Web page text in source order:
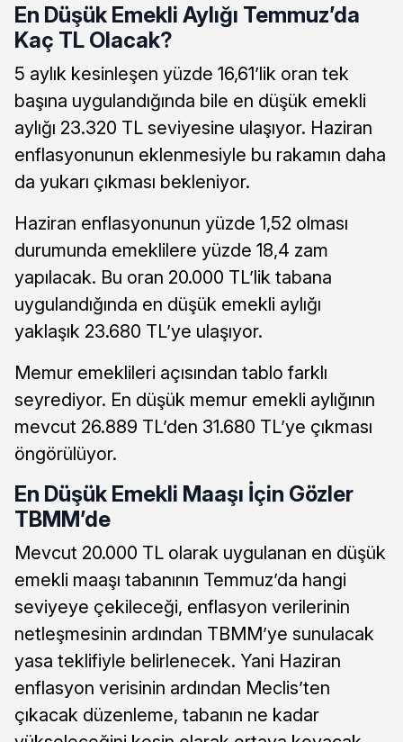
En Düşük Emekli Aylığı Temmuz’da
Kaç TL Olacak?
5 aylık kesinleşen yüzde 16,61’lik oran tek
başına uygulandığında bile en düşük emekli
aylığı 23.320 TL seviyesine ulaşıyor. Haziran
enflasyonunun eklenmesiyle bu rakamın daha
da yukarı çıkması bekleniyor.
Haziran enflasyonunun yüzde 1,52 olması
durumunda emeklilere yüzde 18,4 zam
yapılacak. Bu oran 20.000 TL’lik tabana
uygulandığında en düşük emekli aylığı
yaklaşık 23.680 TL’ye ulaşıyor.
Memur emeklileri açısından tablo farklı
seyrediyor. En düşük memur emekli aylığının
mevcut 26.889 TL’den 31.680 TL’ye çıkması
öngörülüyor.
En Düşük Emekli Maaşı İçin Gözler
TBMM’de
Mevcut 20.000 TL olarak uygulanan en düşük
emekli maaşı tabanının Temmuz’da hangi
seviyeye çekileceği, enflasyon verilerinin
netleşmesinin ardından TBMM’ye sunulacak
yasa teklifiyle belirlenecek. Yani Haziran
enflasyon verisinin ardından Meclis’ten
çıkacak düzenleme, tabanın ne kadar